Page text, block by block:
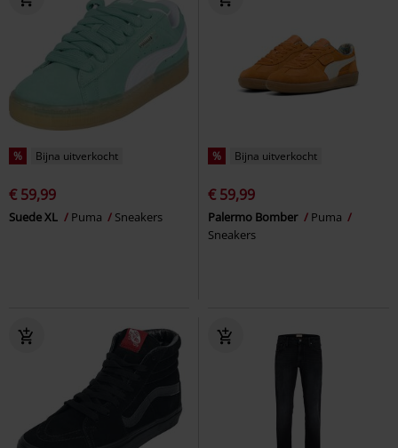
% Bijna uitverkocht
€ 59,99
Suede XL Puma Sneakers
% Bijna uitverkocht
€ 59,99
Palermo Bomber
Puma
Sneakers